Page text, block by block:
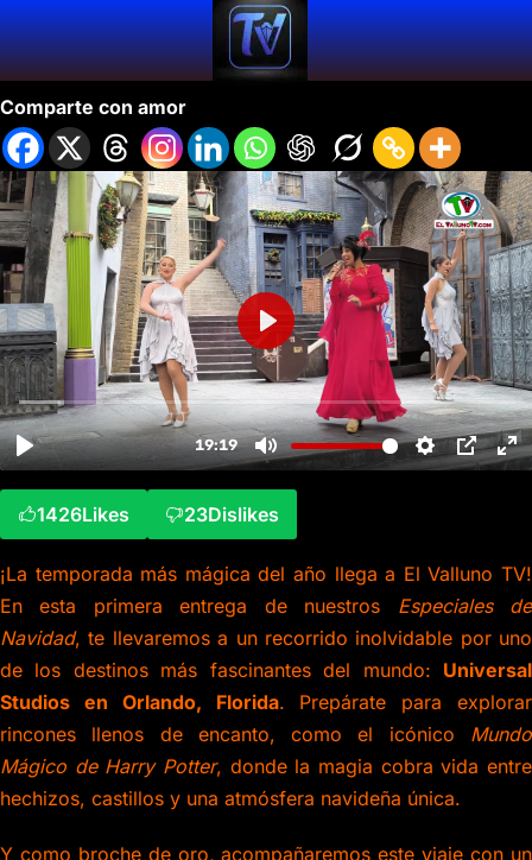
Navidad Mágica en Universal Studios
Comparte con amor
1426Likes 23Dislikes
¡La temporada más mágica del año llega a El Valluno TV!
En esta primera entrega de nuestros Especiales de
Navidad, te llevaremos a un recorrido inolvidable por uno
de los destinos más fascinantes del mundo: Universal
Studios en Orlando, Florida. Prepárate para explorar
rincones llenos de encanto, como el icónico Mundo
Mágico de Harry Potter, donde la magia cobra vida entre
hechizos, castillos y una atmósfera navideña única.
Y como broche de oro, acompañaremos este viaje con un